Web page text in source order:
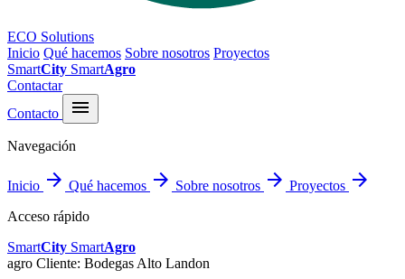
ECO Solutions
Inicio Qué hacemos Sobre nosotros Proyectos
SmartCity SmartAgro
Contactar
Contacto
menu
Navegación
Inicio arrow_forward Qué hacemos arrow_forward Sobre nosotros arrow_forward Proyectos arrow_forward
Acceso rápido
SmartCity SmartAgro
agro Cliente: Bodegas Alto Landon